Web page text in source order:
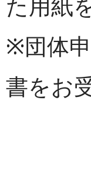
た用紙
※団体
書をお